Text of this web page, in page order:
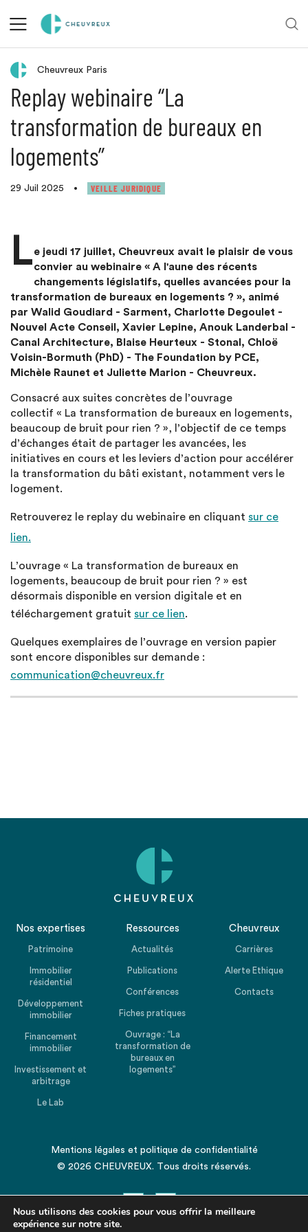
Retour aux actualités
Cheuvreux Paris
Replay webinaire “La
transformation de bureaux en
logements”
29 Juil 2025 • VEILLE JURIDIQUE
Le jeudi 17 juillet, Cheuvreux avait le plaisir de vous
convier au webinaire « A l'aune des récents
changements législatifs, quelles avancées pour la
transformation de bureaux en logements ? », animé
par Walid Goudiard - Sarment, Charlotte Degoulet -
Nouvel Acte Conseil, Xavier Lepine, Anouk Landerbal -
Canal Architecture, Blaise Heurteux - Stonal, Chloë
Voisin-Bormuth (PhD) - The Foundation by PCE,
Michèle Raunet et Juliette Marion - Cheuvreux.
Consacré aux suites concrètes de l’ouvrage
collectif « La transformation de bureaux en logements,
beaucoup de bruit pour rien ? », l’objectif de ce temps
d’échanges était de partager les avancées, les
initiatives en cours et les leviers d’action pour accélérer
la transformation du bâti existant, notamment vers le
logement.
Retrouverez le replay du webinaire en cliquant sur ce
lien.
L’ouvrage « La transformation de bureaux en
logements, beaucoup de bruit pour rien ? » est
désormais disponible en version digitale et en
téléchargement gratuit sur ce lien.
Quelques exemplaires de l’ouvrage en version papier
sont encore disponibles sur demande :
communication@cheuvreux.fr
Nos expertises
Patrimoine
Immobilier
résidentiel
Développement
immobilier
Financement
immobilier
Investissement et
arbitrage
Le Lab
Ressources
Actualités
Publications
Conférences
Fiches pratiques
Ouvrage : “La
transformation de
bureaux en
logements”
Cheuvreux
Carrières
Alerte Ethique
Contacts
Mentions légales et politique de confidentialité
© 2026 CHEUVREUX. Tous droits réservés.
Nous utilisons des cookies pour vous offrir la meilleure
expérience sur notre site.